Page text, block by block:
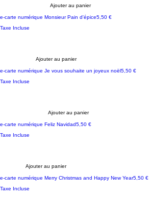
Ajouter au panier
e-carte numérique Monsieur Pain d'épicePrix
5,50 €
Taxe Incluse
Ajouter au panier
Personnalisable
e-carte numérique Je vous souhaite un joyeux noëlPrix
5,50 €
Taxe Incluse
Ajouter au panier
e-carte numérique Feliz NavidadPrix
5,50 €
Taxe Incluse
Ajouter au panier
e-carte numérique Merry Christmas and Happy New YearPrix
5,50 €
Taxe Incluse